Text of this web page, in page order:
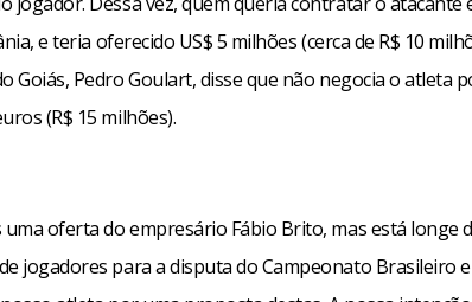
e teria oferecido US$ 5 milhões (cerca de R$ 10
Goiás, Pedro Goulart, disse que não negocia o atleta
(R$ 15 milhões).
uma oferta do empresário Fábio Brito, mas está longe
jogadores para a disputa do Campeonato Brasileiro